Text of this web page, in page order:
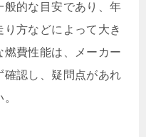
的な目安であり、年
方などによって大き
燃費性能は、メーカー
認し、疑問点があれ